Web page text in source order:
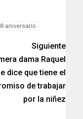
aniversario
Siguiente
dama Raquel
dice que tiene el
de trabajar
por la niñez